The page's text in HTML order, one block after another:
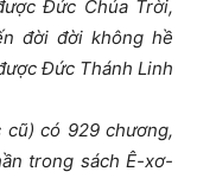
Đức Chúa Trời,
đời đời không hề
Đức Thánh Linh
có 929 chương,
trong sách Ê-xơ-